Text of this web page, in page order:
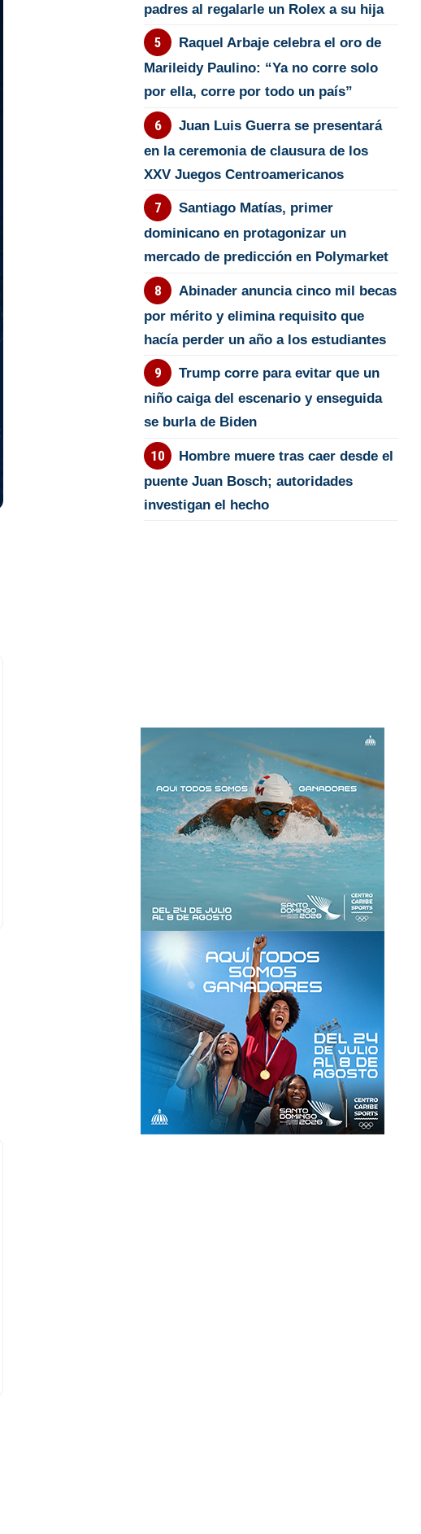
padres al regalarle un Rolex a su hija
Raquel Arbaje celebra el oro de
Marileidy Paulino: “Ya no corre solo
por ella, corre por todo un país”
Juan Luis Guerra se presentará
en la ceremonia de clausura de los
XXV Juegos Centroamericanos
Santiago Matías, primer
dominicano en protagonizar un
mercado de predicción en Polymarket
Abinader anuncia cinco mil becas
por mérito y elimina requisito que
hacía perder un año a los estudiantes
Trump corre para evitar que un
niño caiga del escenario y enseguida
se burla de Biden
Hombre muere tras caer desde el
puente Juan Bosch; autoridades
investigan el hecho